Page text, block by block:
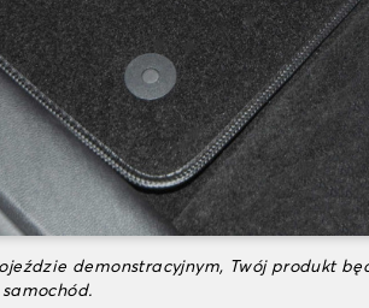
demonstracyjnym, Twój produkt